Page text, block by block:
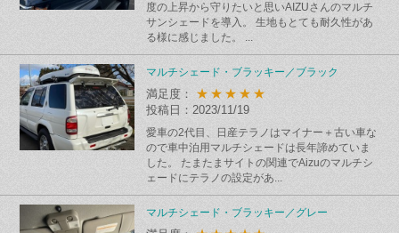
度の上昇から守りたいと思いAIZUさんのマルチ
サンシェードを導入。 生地もとても耐久性があ
る様に感じました。 ...
マルチシェード・ブラッキー／ブラック
満足度： ★★★★★
投稿日：2023/11/19
愛車の2代目、日産テラノはマイナー＋古い車な
ので車中泊用マルチシェードは長年諦めていま
した。 たまたまサイトの関連でAizuのマルチシ
ェードにテラノの設定があ...
マルチシェード・ブラッキー／グレー